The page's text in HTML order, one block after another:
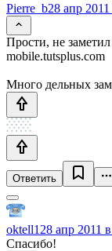
Pierre_b28 апр
Прости, не
mobile.tutsplus.com
Много дельных
Ответить
oktell1 28 апр 2011
Спасибо!